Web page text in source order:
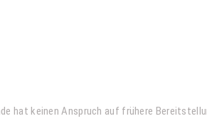
hat keinen Anspruch auf frühere